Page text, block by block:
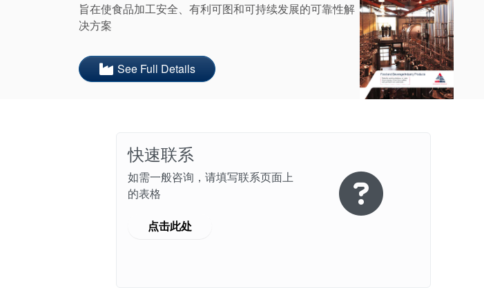
旨在使食品加工安全、有利可图和可持续发展的可靠性解
决方案
See Full Details
快速联系
如需一般咨询，请填写联系页面上
的表格
点击此处